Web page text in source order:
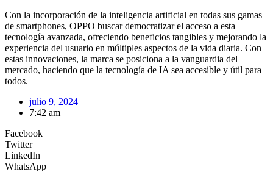
Con la incorporación de la inteligencia artificial en todas sus gamas
de smartphones, OPPO buscar democratizar el acceso a esta
tecnología avanzada, ofreciendo beneficios tangibles y mejorando la
experiencia del usuario en múltiples aspectos de la vida diaria. Con
estas innovaciones, la marca se posiciona a la vanguardia del
mercado, haciendo que la tecnología de IA sea accesible y útil para
todos.
julio 9, 2024
7:42 am
Facebook
Twitter
LinkedIn
WhatsApp